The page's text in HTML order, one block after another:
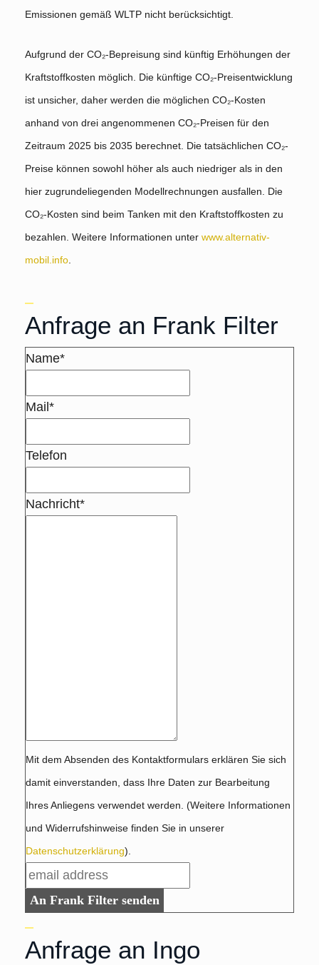
Emissionen gemäß WLTP nicht berücksichtigt.
Aufgrund der CO₂-Bepreisung sind künftig Erhöhungen der
Kraftstoffkosten möglich. Die künftige CO₂-Preisentwicklung
ist unsicher, daher werden die möglichen CO₂-Kosten
anhand von drei angenommenen CO₂-Preisen für den
Zeitraum 2025 bis 2035 berechnet. Die tatsächlichen CO₂-
Preise können sowohl höher als auch niedriger als in den
hier zugrundeliegenden Modellrechnungen ausfallen. Die
CO₂-Kosten sind beim Tanken mit den Kraftstoffkosten zu
bezahlen. Weitere Informationen unter www.alternativ-
mobil.info
Anfrage an Frank Filter
Name*
Mail*
Telefon
Nachricht*
Mit dem Absenden des Kontaktformulars erklären Sie sich
damit einverstanden, dass Ihre Daten zur Bearbeitung
Ihres Anliegens verwendet werden. (Weitere Informationen
und Widerrufshinweise finden Sie in unserer
Datenschutzerklärung).
An Frank Filter senden
Anfrage an Ingo